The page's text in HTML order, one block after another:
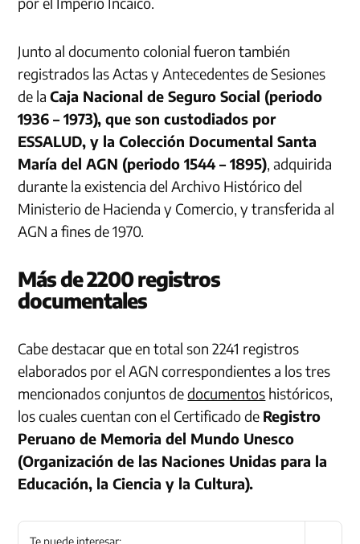
Junto al documento colonial fueron también
registrados las Actas y Antecedentes de Sesiones
de laCaja Nacional de Seguro Social (periodo
1936 – 1973), que son custodiados por
ESSALUD, y la Colección Documental Santa
María del AGN (periodo 1544 – 1895), adquirida
durante la existencia del Archivo Histórico del
Ministerio de Hacienda y Comercio, y transferida al
AGN a fines de 1970.
Más de 2200 registros
documentales
Cabe destacar que en total son 2241 registros
elaborados por el AGN correspondientes a los tres
mencionados conjuntos dedocumentos históricos,
los cuales cuentan con el Certificado de Registro
Peruano de Memoria del Mundo Unesco
(Organización de las Naciones Unidas para la
Educación, la Ciencia y la Cultura).
Te puede interesar: